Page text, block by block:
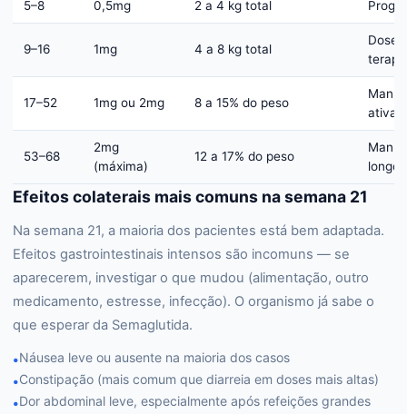
5–8 0,5mg 2 a 4 kg total
9–16 1mg 4 a 8 kg total
Dose
17–52 1mg ou 2mg 8 a 15% do peso
ativa
53–68
2mg
(máxima)
12 a 17% do peso
longo
Efeitos colaterais mais comuns na semana 21
Na semana 21, a maioria dos pacientes está bem adaptada.
Efeitos gastrointestinais intensos são incomuns — se
aparecerem, investigar o que mudou (alimentação, outro
medicamento, estresse, infecção). O organismo já sabe o
que esperar da Semaglutida.
•Náusea leve ou ausente na maioria dos casos
•Constipação (mais comum que diarreia em doses mais altas)
•Dor abdominal leve, especialmente após refeições grandes